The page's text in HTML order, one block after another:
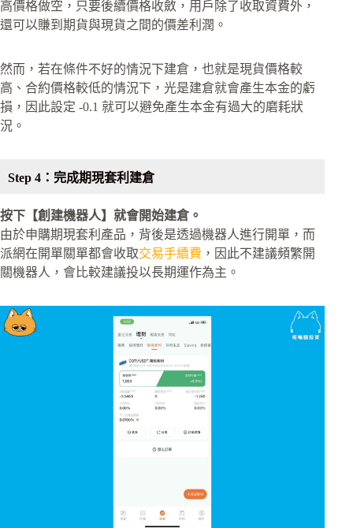
高價格做空，只要後續價格收斂，用戶除了收取資費外，
還可以賺到期貨與現貨之間的價差利潤。
然而，若在條件不好的情況下建倉，也就是現貨價格較
高、合約價格較低的情況下，光是建倉就會產生本金的虧
損，因此設定 -0.1 就可以避免產生本金有過大的磨耗狀
況。
Step 4：完成期現套利建倉
按下【創建機器人】就會開始建倉。
由於申購期現套利產品，背後是透過機器人進行開單，而
派網在開單關單都會收取交易手續費 ，因此不建議頻繁開
關機器人，會比較建議投以長期運作為主。